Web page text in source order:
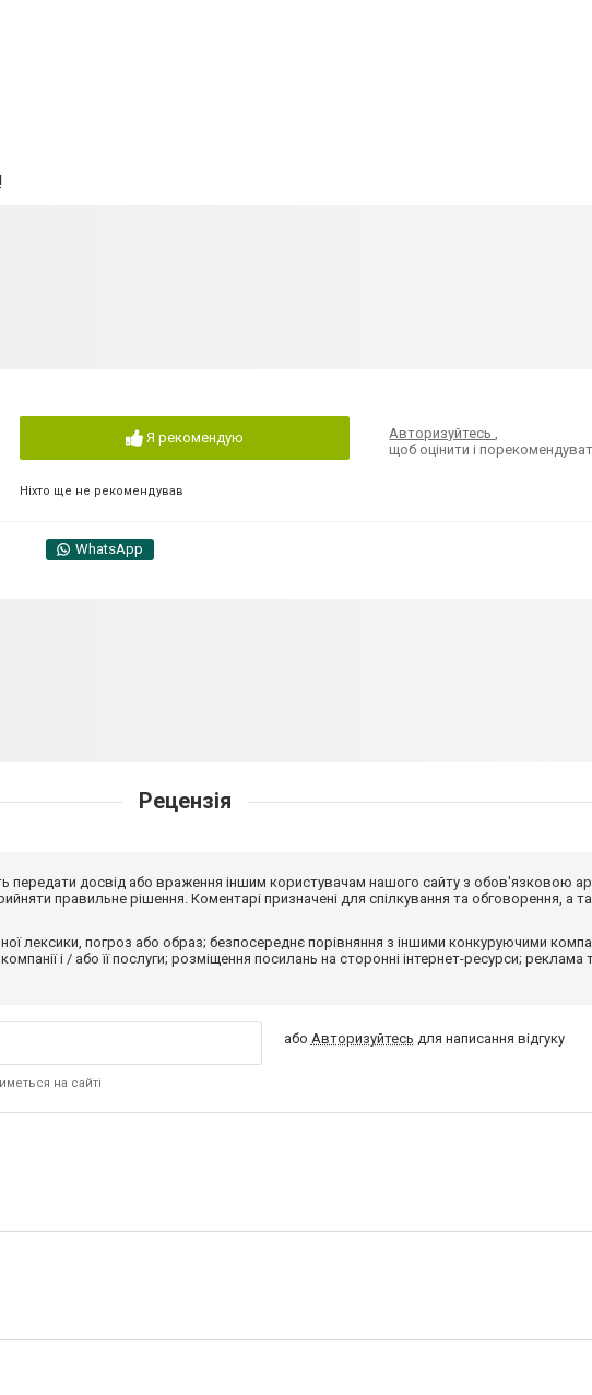
Я рекомендую
Ніхто ще не рекомендував
Авторизуйтесь
щоб оцінити і
WhatsApp
Рецензія
передати досвід або враження іншим користувачам нашого сайту з обов'язковою
правильне рішення. Коментарі призначені для спілкування та обговорення, а
лексики, погроз або образ; безпосереднє порівняння з іншими конкуруючими
і / або її послуги; розміщення посилань на сторонні інтернет-ресурси; реклама
на сайті
або Авторизуйтесь для написання відгуку